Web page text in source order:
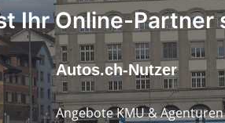
Ihr Online-Partner
Autos.ch-Nutzer
Angebote KMU & Agenturen